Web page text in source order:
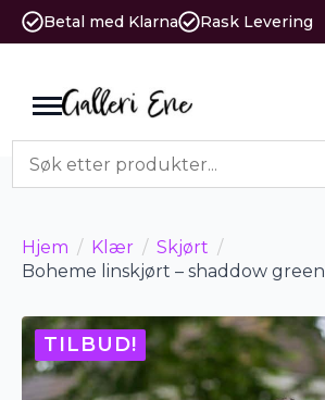
Betal med Klarna Rask Levering
Hjem Klær
Skjørt
Boheme linskjørt – shaddow green
TILBUD!